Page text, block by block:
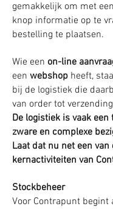
gemakkelijk om met
knop informatie op te
bestelling te plaatsen.
Wie een on-line
een webshop heeft,
bij de logistiek die
van order tot
De logistiek is vaak een
zware en complexe
Laat dat nu net een van
kernactiviteiten van
Stockbeheer
Voor Contrapunt begint